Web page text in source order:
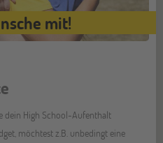
mit!
dein High School-Aufenthalt
möchtest z.B. unbedingt eine